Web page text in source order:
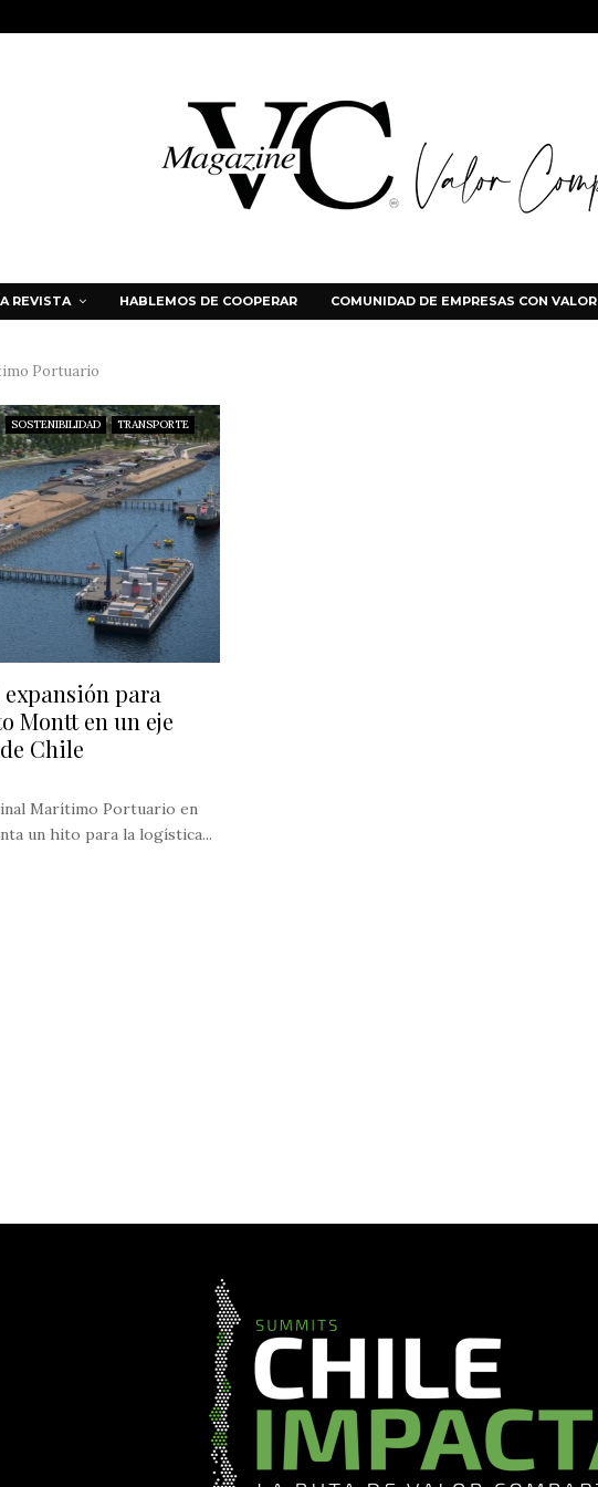
REVISTA HABLEMOS DE COOPERAR COMUNIDAD DE EMPRESAS CON VALOR
Portuario
SOSTENIBILIDAD TRANSPORTE
para
Montt en un eje
Chile
Marítimo Portuario en
un hito para la logística...